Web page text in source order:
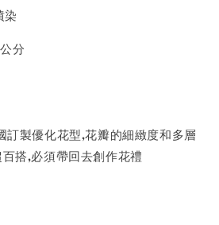
染
分
訂製優化花型,花瓣的細緻度和多層
搭,必須帶回去創作花禮